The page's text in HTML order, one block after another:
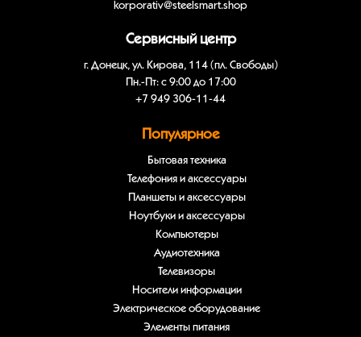
korporativ@steelsmart.shop
Сервисный центр
г. Донецк, ул. Кирова, 114 (пл. Свободы)
Пн.-Пт: с 9:00 до 17:00
+7 949 306-11-44
Популярное
Бытовая техника
Телефония и аксессуары
Планшеты и аксессуары
Ноутбуки и аксессуары
Компьютеры
Аудиотехника
Телевизоры
Носители информации
Электрическое оборудование
Элементы питания